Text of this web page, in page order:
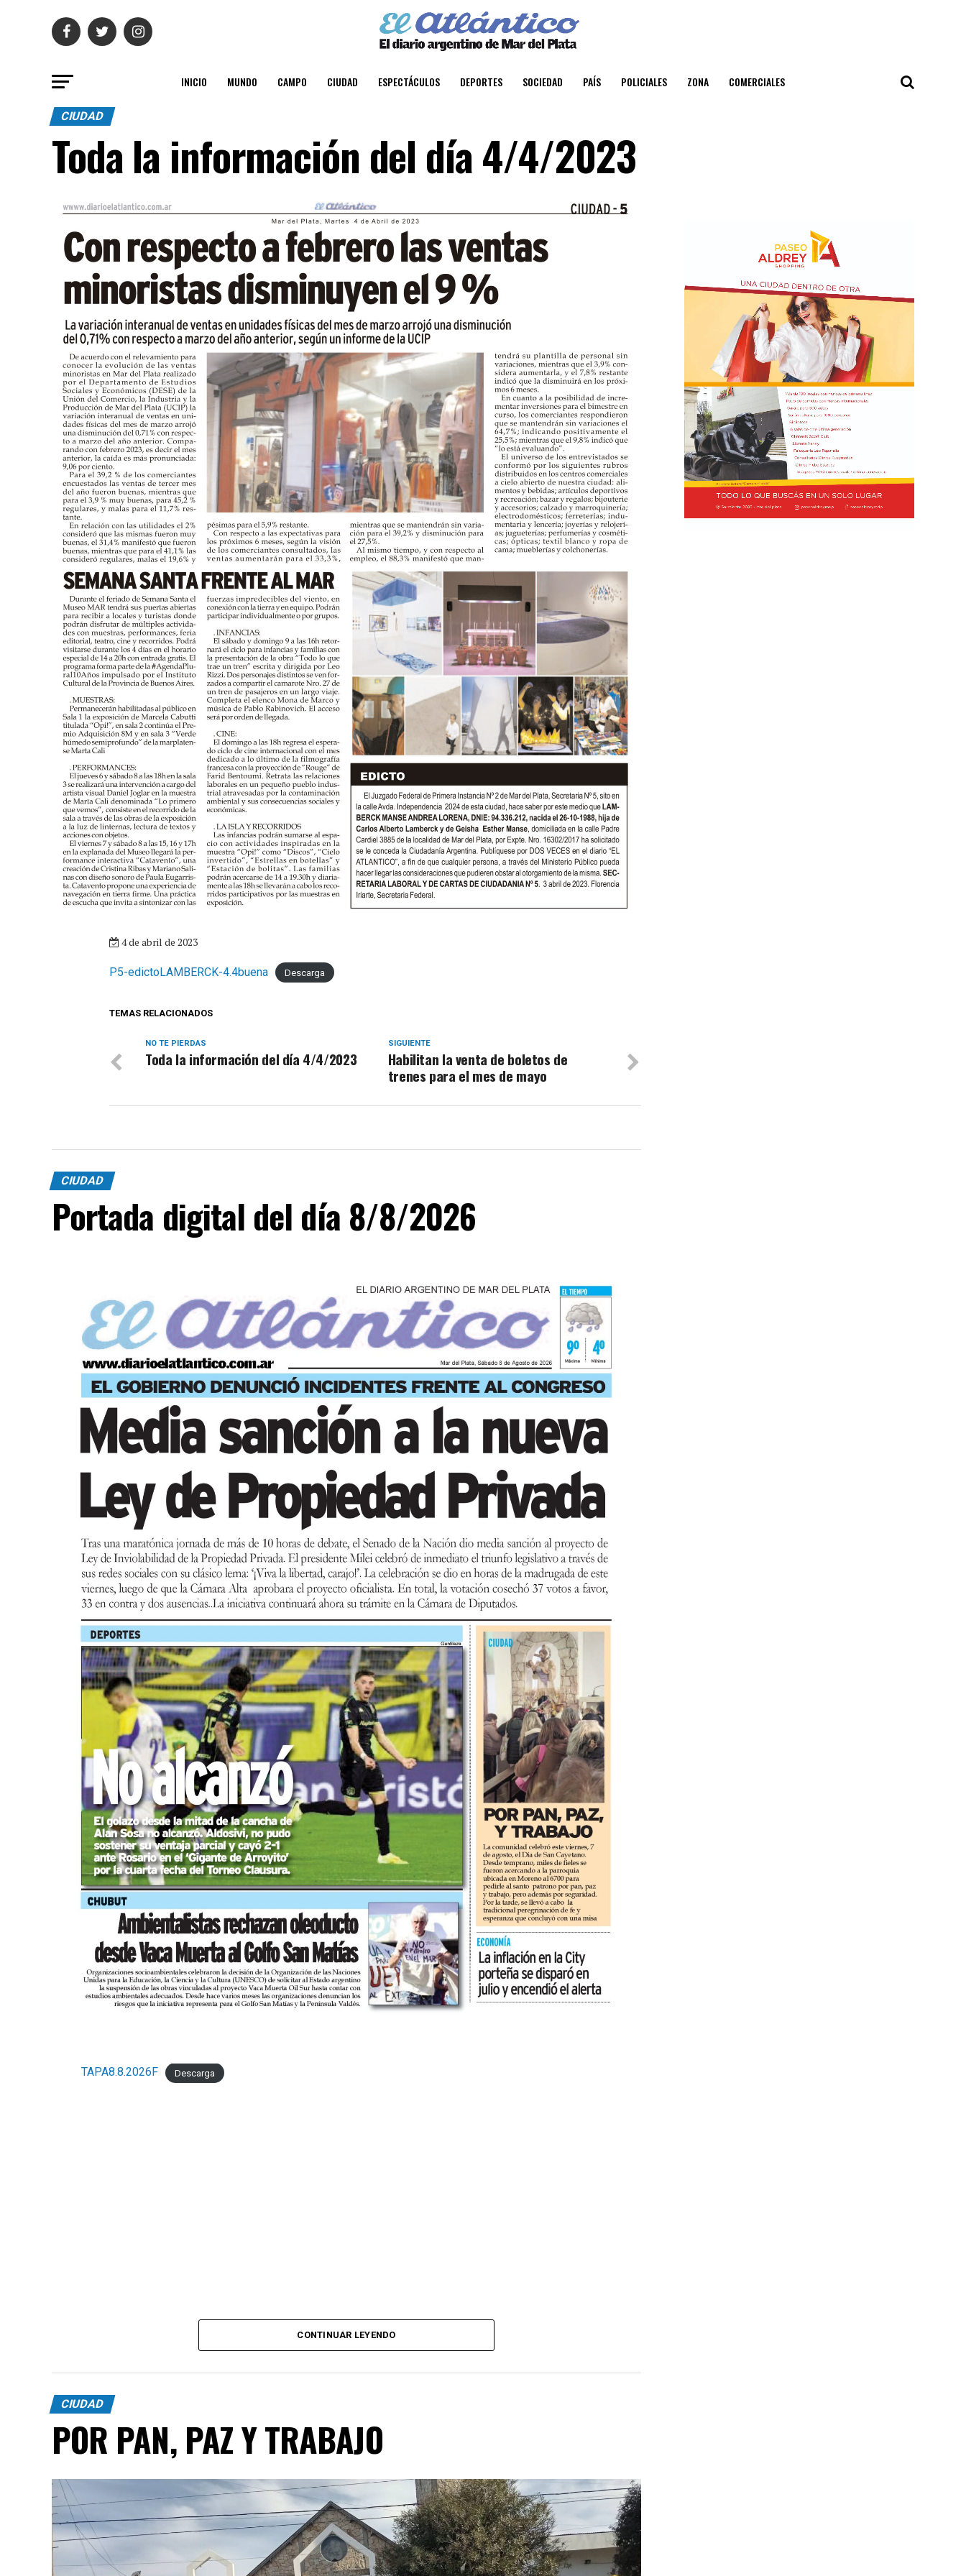
INICIO MUNDO CAMPO CIUDAD ESPECTÁCULOS DEPORTES SOCIEDAD PAÍS POLICIALES ZONA COMERCIALES
CIUDAD
Toda la información del día 4/4/2023
4 de abril de 2023
P5-edictoLAMBERCK-4.4buena Descarga
TEMAS RELACIONADOS
SIGUIENTE
Habilitan la venta de boletos de
trenes para el mes de mayo
NO TE PIERDAS
Toda la información del día 4/4/2023
CIUDAD
Portada digital del día 8/8/2026
TAPA8.8.2026F Descarga
CONTINUAR LEYENDO
CIUDAD
POR PAN, PAZ Y TRABAJO